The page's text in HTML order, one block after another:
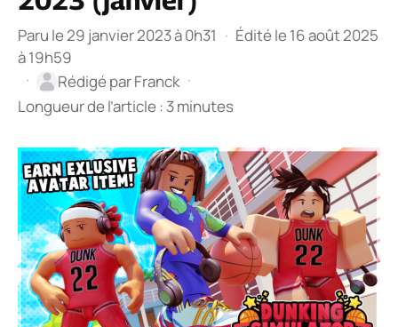
Paru le 29 janvier 2023 à 0h31 · Édité le 16 août 2025
à 19h59
·
Rédigé parFranck ·
Longueur de l’article : 3 minutes